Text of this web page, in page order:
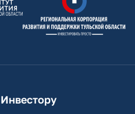
Инвестору